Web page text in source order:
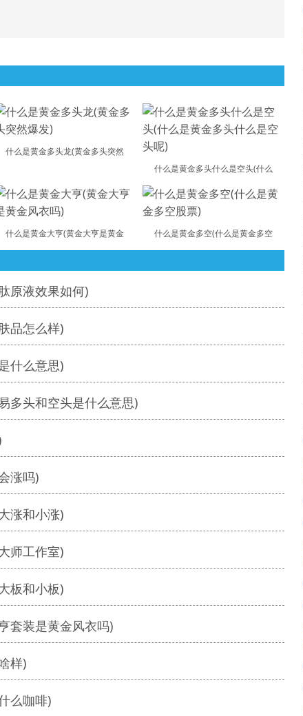
什么是黄金多头龙(黄金多头突然
什么是黄金多头什么是空头(什么
什么是黄金大亨(黄金大亨是黄金 什么是黄金多空(什么是黄金多空
原液效果如何)
品怎么样)
什么意思)
多头和空头是什么意思)
涨吗)
涨和小涨)
师工作室)
板和小板)
套装是黄金风衣吗)
样)
么咖啡)